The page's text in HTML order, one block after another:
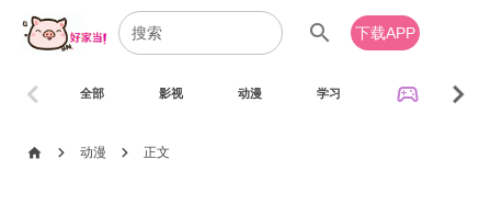
search 下载APP
全部 影视 动漫 学习 sports_esports
chevron_left chevron_right
home chevron_right 动漫 chevron_right 正文